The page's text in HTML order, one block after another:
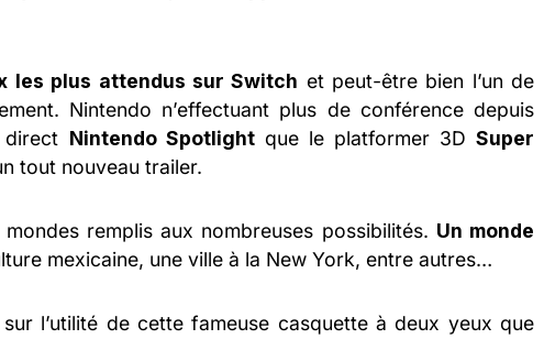
les plus attendus sur Switch et peut-être bien l’un de
Nintendo n’effectuant plus de conférence depuis
direct Nintendo Spotlightque le platformer 3DSuper
tout nouveau trailer.
remplis aux nombreuses possibilités. Un monde
mexicaine, une ville à la New York, entre autres…
l’utilité de cette fameuse casquette à deux yeux que